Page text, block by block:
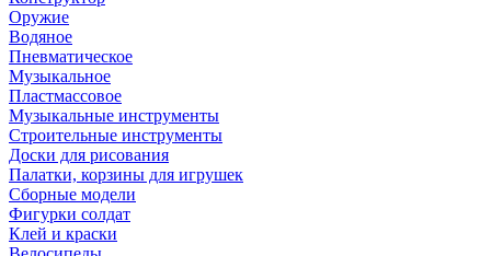
Оружие
Водяное
Пневматическое
Музыкальное
Пластмассовое
Музыкальные инструменты
Строительные инструменты
Доски для рисования
Палатки, корзины для игрушек
Сборные модели
Фигурки солдат
Клей и краски